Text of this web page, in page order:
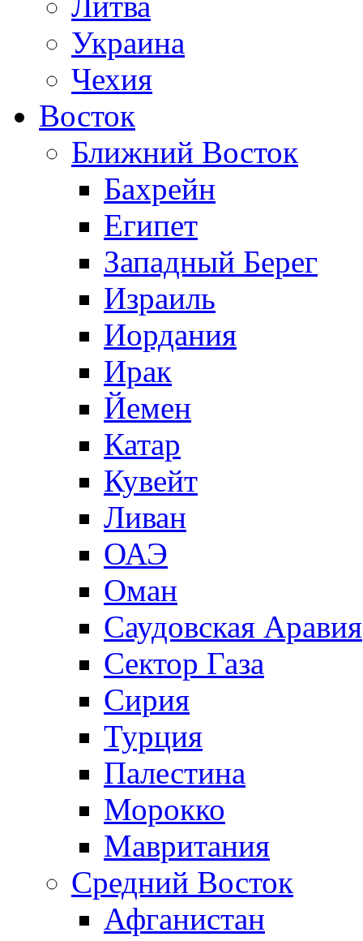
Украина
Чехия
Восток
Ближний Восток
Бахрейн
Египет
Западный Берег
Израиль
Иордания
Ирак
Йемен
Катар
Кувейт
Ливан
ОАЭ
Оман
Саудовская Аравия
Сектор Газа
Сирия
Турция
Палестина
Морокко
Мавритания
Средний Восток
Афганистан